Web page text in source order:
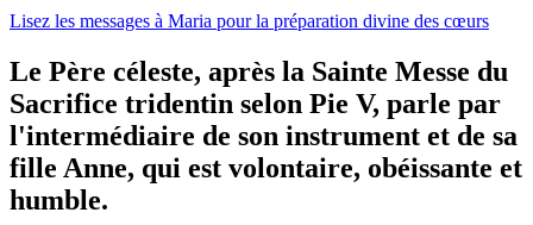
Lisez les messages à Maria pour la préparation divine des cœurs
Le Père céleste, après la Sainte Messe du
Sacrifice tridentin selon Pie V, parle par
l'intermédiaire de son instrument et de sa
fille Anne, qui est volontaire, obéissante et
humble.